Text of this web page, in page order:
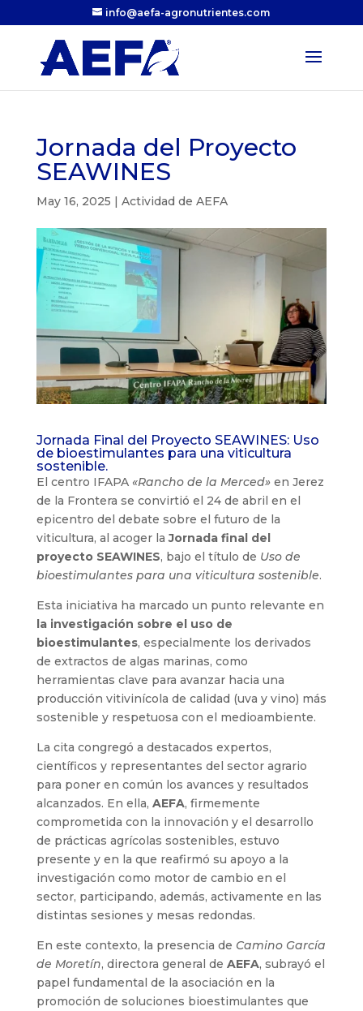
info@aefa-agronutrientes.com
Jornada del Proyecto
SEAWINES
May 16, 2025 | Actividad de AEFA
Jornada Final del Proyecto SEAWINES: Uso
de bioestimulantes para una viticultura
sostenible.
El centro IFAPA «Rancho de la Merced»en Jerez
de la Frontera se convirtió el 24 de abril en el
epicentro del debate sobre el futuro de la
viticultura, al acoger laJornada final del
proyecto SEAWINES, bajo el título de Uso de
bioestimulantes para una viticultura sostenible.
Esta iniciativa ha marcado un punto relevante en
la investigación sobre el uso de
bioestimulantes, especialmente los derivados
de extractos de algas marinas, como
herramientas clave para avanzar hacia una
producción vitivinícola de calidad (uva y vino) más
sostenible y respetuosa con el medioambiente.
La cita congregó a destacados expertos,
científicos y representantes del sector agrario
para poner en común los avances y resultados
alcanzados. En ella, AEFA, firmemente
comprometida con la innovación y el desarrollo
de prácticas agrícolas sostenibles, estuvo
presente y en la que reafirmó su apoyo a la
investigación como motor de cambio en el
sector, participando, además, activamente en las
distintas sesiones y mesas redondas.
En este contexto, la presencia de Camino García
de Moretín, directora general de AEFA, subrayó el
papel fundamental de la asociación en la
promoción de soluciones bioestimulantes que